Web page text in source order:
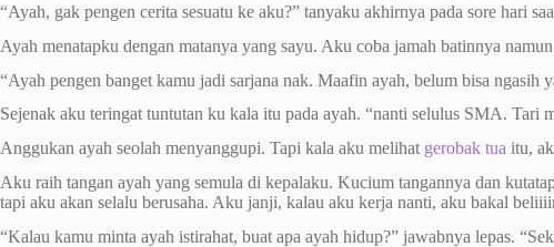
“Ayah, gak pengen cerita sesuatu ke aku?” tanyaku akhirnya pada sore hari
Ayah menatapku dengan matanya yang sayu. Aku coba jamah batinnya
“Ayah pengen banget kamu jadi sarjana nak. Maafin ayah, belum bisa ngasih
Sejenak aku teringat tuntutan ku kala itu pada ayah. “nanti selulus SMA. Tari
Anggukan ayah seolah menyanggupi. Tapi kala aku melihat gerobak tua itu,
Aku raih tangan ayah yang semula di kepalaku. Kucium tangannya dan
tapi aku akan selalu berusaha. Aku janji, kalau aku kerja nanti, aku bakal
“Kalau kamu minta ayah istirahat, buat apa ayah hidup?” jawabnya lepas.